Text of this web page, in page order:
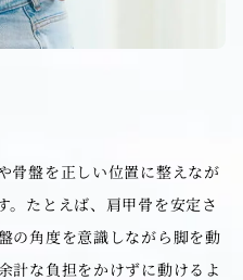
骨盤を正しい位置に整えなが
。たとえば、肩甲骨を安定さ
の角度を意識しながら脚を動
計な負担をかけずに動けるよ